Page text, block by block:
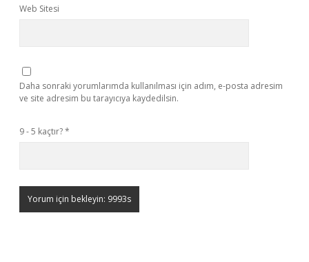
Web Sitesi
Daha sonraki yorumlarımda kullanılması için adım, e-posta adresim
ve site adresim bu tarayıcıya kaydedilsin.
9 - 5 kaçtır?*